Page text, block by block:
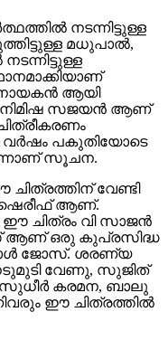
നടന്നിട്ടുള്ള
മധുപാൽ,
ആയി
നിമിഷ സജയൻ ആണ്
വർഷം പകുതിയോടെ
സൂചന.
വേണ്ടി
ആണ്.
ചിത്രം വി സാജൻ
ആണ് ഒരു കുപ്രസിദ്ധ
ജോസ്. ശരണ്യ
വേണു, സുജിത്
കരമന, ബാലു
ഈ ചിത്രത്തിൽ